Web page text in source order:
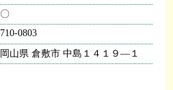
〇
710-0803
岡山県 倉敷市 中島１４１９―１